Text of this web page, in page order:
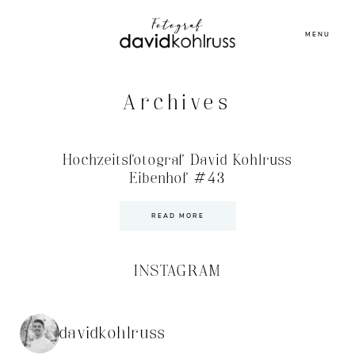
MENU
Archives
Hochzeitsfotograf David Kohlruss
Eibenhof #43
READ MORE
INSTAGRAM
davidkohlruss